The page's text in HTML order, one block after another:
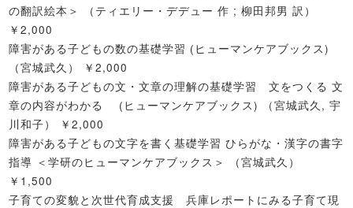
の翻訳絵本＞ （ティエリー・デデュー 作 ; 柳田邦男 訳）
￥2,000
障害がある子どもの数の基礎学習 (ヒューマンケアブックス)
（宮城武久） ￥2,000
障害がある子どもの文・文章の理解の基礎学習 文をつくる 文
章の内容がわかる (ヒューマンケアブックス) （宮城武久, 宇
川和子） ￥2,000
障害がある子どもの文字を書く基礎学習 ひらがな・漢字の書字
指導 ＜学研のヒューマンケアブックス＞ （宮城武久）
￥1,500
子育ての変貌と次世代育成支援 兵庫レポートにみる子育て現